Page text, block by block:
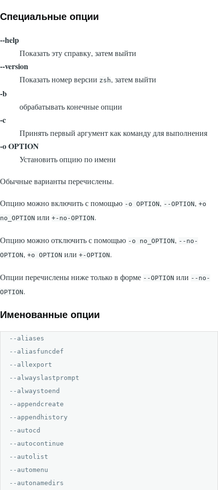
Специальные опции
--help
Показать эту справку, затем выйти
--version
Показать номер версии zsh, затем выйти
-b
обрабатывать конечные опции
-c
Принять первый аргумент как команду для выполнения
-o OPTION
Установить опцию по имени
Обычные варианты перечислены.
Опцию можно включить с помощью -o OPTION, --OPTION, +o
no_OPTION или +-no-OPTION.
Опцию можно отключить с помощью -o no_OPTION, --no-
OPTION, +o OPTION или +-OPTION.
Опции перечислены ниже только в форме --OPTION или --no-
OPTION.
Именованные опции
--aliases
--aliasfuncdef
--allexport
--alwayslastprompt
--alwaystoend
--appendcreate
--appendhistory
--autocd
--autocontinue
--autolist
--automenu
--autonamedirs